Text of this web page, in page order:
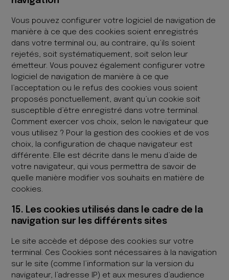
Vous pouvez configurer votre logiciel de navigation de
manière à ce que des cookies soient enregistrés
dans votre terminal ou, au contraire, qu’ils soient
rejetés, soit systématiquement, soit selon leur
émetteur. Vous pouvez également configurer votre
logiciel de navigation de manière à ce que
l’acceptation ou le refus des cookies vous soient
proposés ponctuellement, avant qu’un cookie soit
susceptible d’être enregistré dans votre terminal.
Comment exercer vos choix, selon le navigateur que
vous utilisez ? Pour la gestion des cookies et de vos
choix, la configuration de chaque navigateur est
différente. Elle est décrite dans le menu d’aide de
votre navigateur, qui vous permettra de savoir de
quelle manière modifier vos souhaits en matière de
cookies.
15. Les cookies utilisés dans le cadre de la
navigation sur les différents sites
Le site accède et dépose des cookies sur votre
terminal. Ces Cookies sont nécessaires à la navigation
sur le site (comme l’information sur la version du
navigateur, l’adresse IP) et aux mesures d’audience